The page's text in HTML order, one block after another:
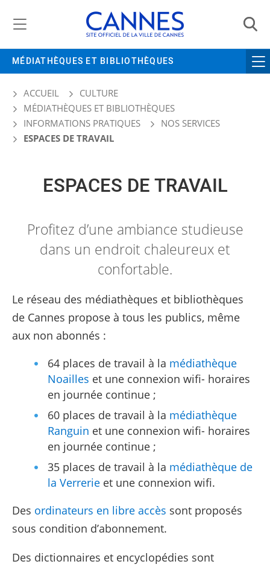
MÉDIATHÈQUES ET BIBLIOTHÈQUES
ACCUEIL
CULTURE
MÉDIATHÈQUES ET BIBLIOTHÈQUES
INFORMATIONS PRATIQUES
NOS SERVICES
ESPACES DE TRAVAIL
ESPACES DE TRAVAIL
Profitez d’une ambiance studieuse
dans un endroit chaleureux et
confortable.
Le réseau des médiathèques et bibliothèques
de Cannes propose à tous les publics, même
aux non abonnés :
64 places de travail à la médiathèque
Noailles et une connexion wifi- horaires
en journée continue ;
60 places de travail à la médiathèque
Ranguin et une connexion wifi- horaires
en journée continue ;
35 places de travail à la médiathèque de
la Verrerieet une connexion wifi.
Des ordinateurs en libre accès sont proposés
sous condition d’abonnement.
Des dictionnaires et encyclopédies sont